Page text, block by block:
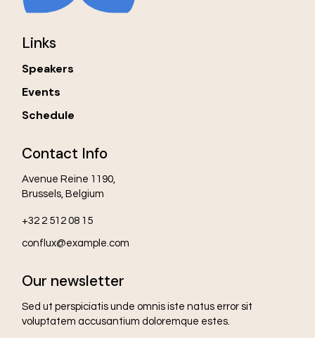
Links
Speakers
Events
Schedule
Contact Info
Avenue Reine 1190,
Brussels, Belgium
+32 2 512 08 15
conflux@example.com
Our newsletter
Sed ut perspiciatis unde omnis iste natus error sit
voluptatem accusantium doloremque estes.